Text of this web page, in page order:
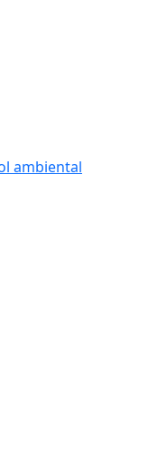
ambiental